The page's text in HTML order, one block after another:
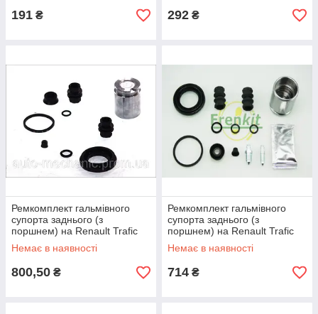
191 ₴ 292 ₴
Ремкомплект гальмівного
супорта заднього (з
поршнем) на Renault Trafic
2001-> — Autofren (Іспанія) -
D4-1124C
Немає в наявності
800,50 ₴
Ремкомплект гальмівного
супорта заднього (з
поршнем) на Renault Trafic
2001-> — Frenkit (Іспанія) -
241902
Немає в наявності
714 ₴